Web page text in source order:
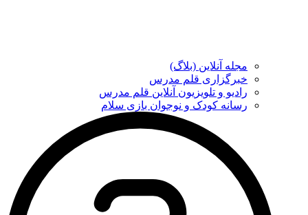
مجله آنلاین (بلاگ)
خبرگزاری قلم مدرس
رادیو و تلویزیون آنلاین قلم مدرس
رسانه کودک و نوجوان بازی سلام